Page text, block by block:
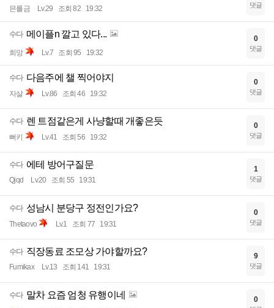
믄를금 Lv.29 조회 82 19:32 댓글
수다 메이플n 깔고 있다...
희망 Lv.7 조회 95 19:32
0
댓글
수다 다음주에 챌 찍어야지
자살 Lv.86 조회 46 19:32
0
댓글
수다 렌 트점같은게 사냥할때 개좋은듯
뻐키 Lv.41 조회 56 19:32
0
댓글
수다 에테 방어구질문
Qjqd Lv.20 조회 55 19:31
1
댓글
수다 성남시 분당구 정전인가요?
Thetaovo Lv.1 조회 77 19:31
0
댓글
수다 직장동료 조모상 가야할까요?
Fumikax Lv.13 조회 141 19:31
9
댓글
수다 말차 요즘 엄청 유행이네 0